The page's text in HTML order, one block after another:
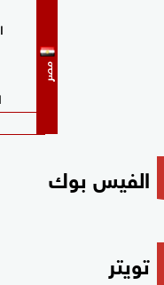
مصر
الفيس بوك
تويتر